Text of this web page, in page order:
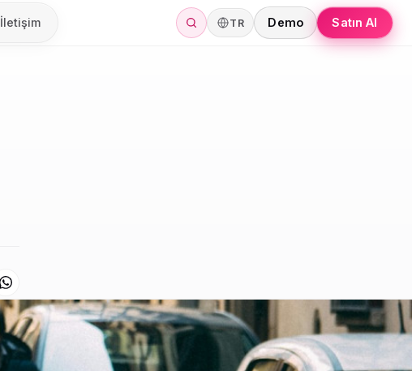
İletişim TR Demo Satın Al